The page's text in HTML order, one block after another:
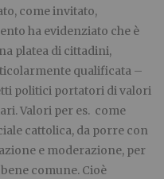
come invitato,
ha evidenziato che è
platea di cittadini,
qualificata –
politici portatori di valori
Valori per es. come
cattolica, da porre con
e moderazione, per
comune. Cioè